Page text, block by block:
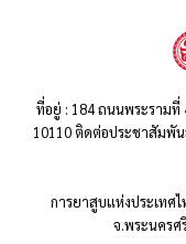
ที่อยู่ : 184 ถนนพระรามที่
10110 ติดต่อประชาสัมพัน
การยาสูบแห่งประเทศ
จ.พระนครศ